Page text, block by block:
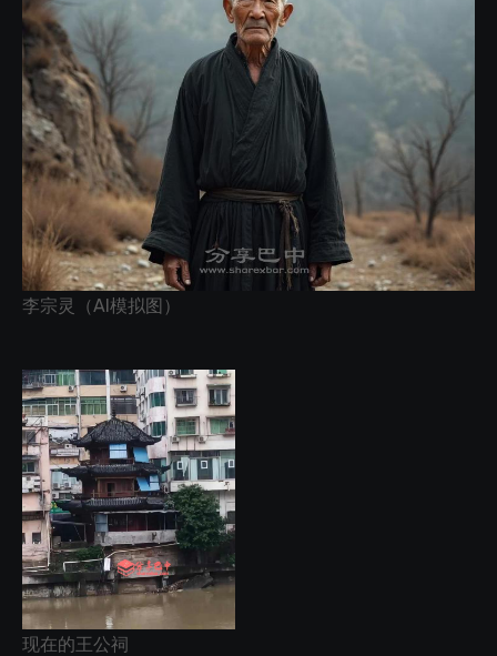
李宗灵（AI模拟图）
现在的王公祠